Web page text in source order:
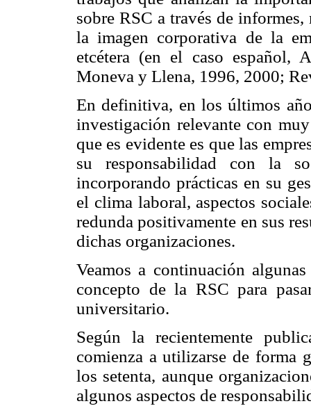
sobre RSC a través de
la imagen corporativa de la
etcétera (en el caso español,
Moneva y Llena, 1996, 2000;
En definitiva, en los últimos
investigación relevante con
que es evidente es que las
su responsabilidad con la
incorporando prácticas en su
el clima laboral, aspectos
redunda positivamente en sus
dichas organizaciones.
Veamos a continuación
concepto de la RSC para
universitario.
Según la recientemente
comienza a utilizarse de forma
los setenta, aunque
algunos aspectos de